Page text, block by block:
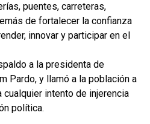
puentes, carreteras,
de fortalecer la confianza
innovar y participar en el
a la presidenta de
Pardo, y llamó a la población a
intento de injerencia
política.